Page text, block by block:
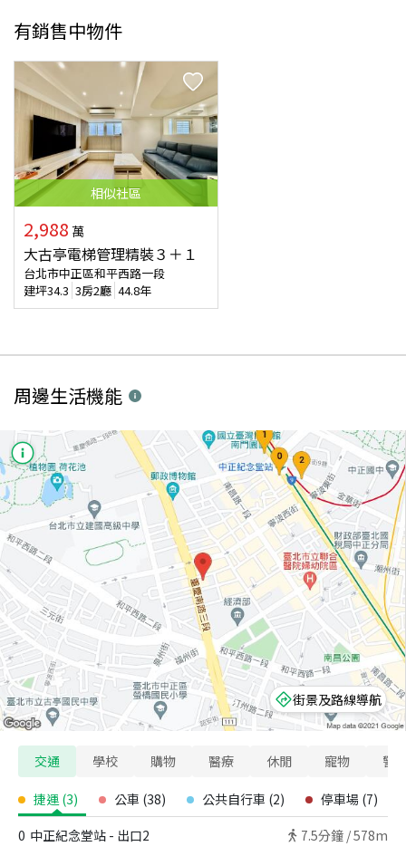
有銷售中物件
相似社區
2,988 萬
大古亭電梯管理精裝３＋１
台北市中正區和平西路一段
建坪34.3 3房2廳 44.8年
周邊生活機能
街景及路線導航
交通 學校 購物 醫療 休閒 寵物 警
捷運 (3) 公車 (38) 公共自行車 (2) 停車場 (7)
0 中正紀念堂站 - 出口2 7.5分鐘 /578m